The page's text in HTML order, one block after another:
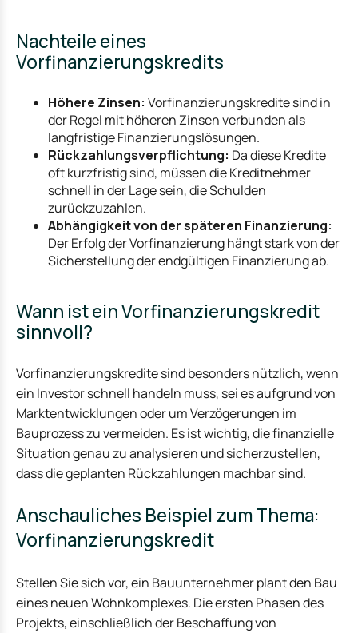
Nachteile eines
Vorfinanzierungskredits
Höhere Zinsen: Vorfinanzierungskredite sind in
der Regel mit höheren Zinsen verbunden als
langfristige Finanzierungslösungen.
Rückzahlungsverpflichtung: Da diese Kredite
oft kurzfristig sind, müssen die Kreditnehmer
schnell in der Lage sein, die Schulden
zurückzuzahlen.
Abhängigkeit von der späteren Finanzierung:
Der Erfolg der Vorfinanzierung hängt stark von der
Sicherstellung der endgültigen Finanzierung ab.
Wann ist ein Vorfinanzierungskredit
sinnvoll?
Vorfinanzierungskredite sind besonders nützlich, wenn
ein Investor schnell handeln muss, sei es aufgrund von
Marktentwicklungen oder um Verzögerungen im
Bauprozess zu vermeiden. Es ist wichtig, die finanzielle
Situation genau zu analysieren und sicherzustellen,
dass die geplanten Rückzahlungen machbar sind.
Anschauliches Beispiel zum Thema:
Vorfinanzierungskredit
Stellen Sie sich vor, ein Bauunternehmer plant den Bau
eines neuen Wohnkomplexes. Die ersten Phasen des
Projekts, einschließlich der Beschaffung von